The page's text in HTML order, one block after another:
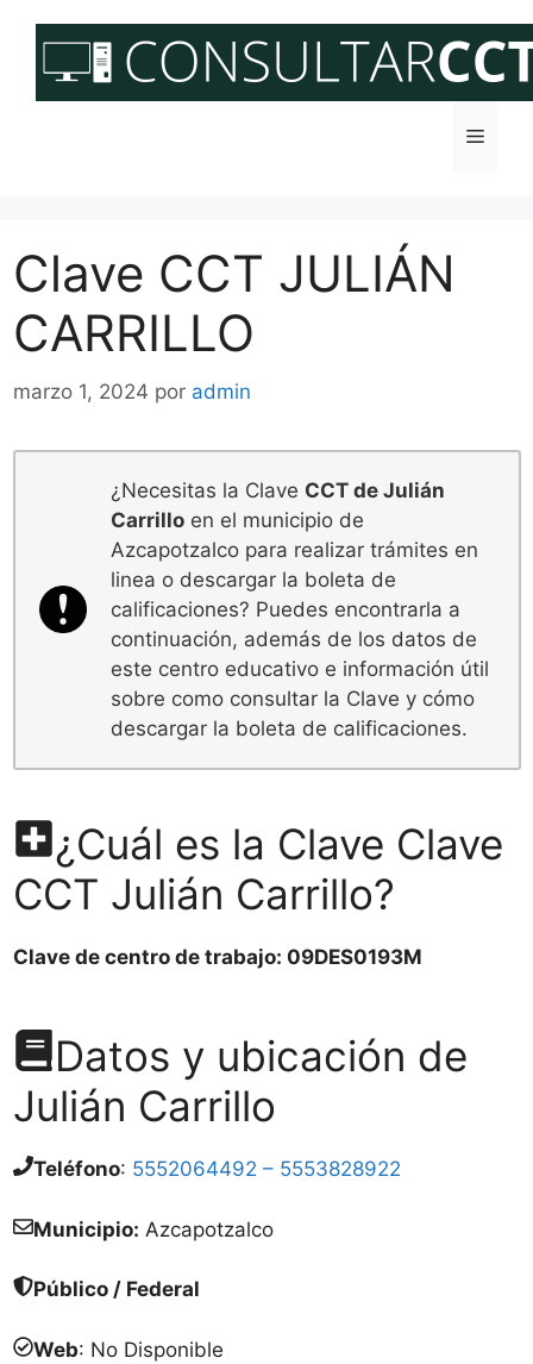
contenido
Menú
Clave CCT JULIÁN
CARRILLO
marzo 1, 2024 por admin
¿Necesitas la Clave CCT de Julián
Carrillo en el municipio de
Azcapotzalco para realizar trámites en
linea o descargar la boleta de
calificaciones? Puedes encontrarla a
continuación, además de los datos de
este centro educativo e información útil
sobre como consultar la Clave y cómo
descargar la boleta de calificaciones.
¿Cuál es la Clave Clave
CCT Julián Carrillo?
Clave de centro de trabajo: 09DES0193M
Datos y ubicación de
Julián Carrillo
Teléfono: 5552064492 – 5553828922
Municipio: Azcapotzalco
Público / Federal
Web: No Disponible